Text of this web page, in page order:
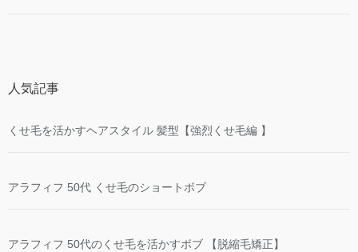
人気記事
くせ毛を活かすヘアスタイル 髪型【強烈くせ毛編 】
アラフィフ 50代 くせ毛のショートボブ
アラフィフ 50代のくせ毛を活かすボブ 【脱縮毛矯正】